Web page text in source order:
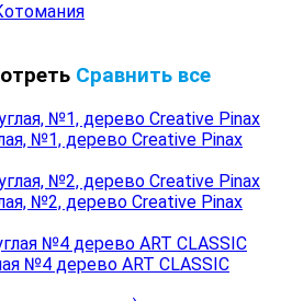
Сравнить все
№1, дерево Creative Pinax
№2, дерево Creative Pinax
№4 дерево ART CLASSIC